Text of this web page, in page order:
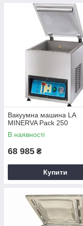
Вакуумна машина LA
MINERVA Pack 250
В наявності
68 985 ₴
Купити